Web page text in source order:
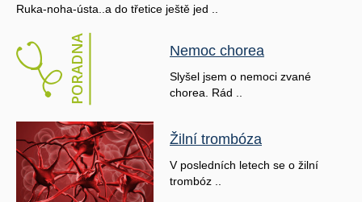
Ruka-noha-ústa..a do třetice ještě jed ..
Nemoc chorea
Slyšel jsem o nemoci zvané
chorea. Rád ..
Žilní trombóza
V posledních letech se o žilní
trombóz ..